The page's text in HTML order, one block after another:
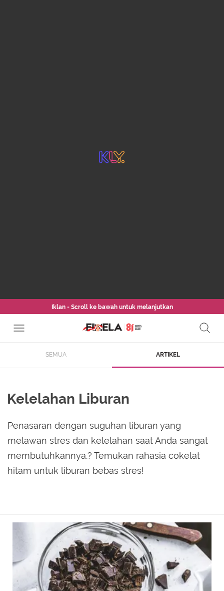
Iklan - Scroll ke bawah untuk melanjutkan
SEMUA ARTIKEL
Kelelahan Liburan
Penasaran dengan suguhan liburan yang
melawan stres dan kelelahan saat Anda sangat
membutuhkannya.? Temukan rahasia cokelat
hitam untuk liburan bebas stres!